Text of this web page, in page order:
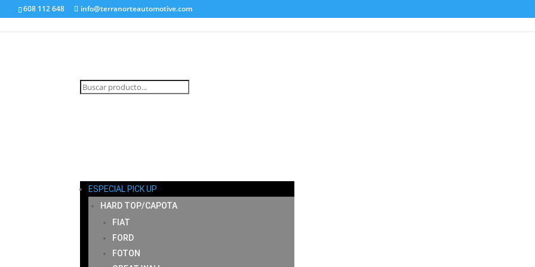
608 112 648 info@terranorteautomotive.com
INICIO
ESPECIAL PICK UP
HARD TOP/CAPOTA
FIAT
FORD
FOTON